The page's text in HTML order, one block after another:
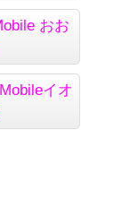
おお
イオ